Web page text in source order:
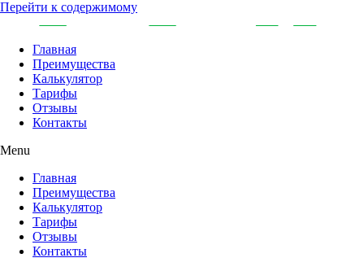
Перейти к содержимому
Главная
Преимущества
Калькулятор
Тарифы
Отзывы
Контакты
Menu
Главная
Преимущества
Калькулятор
Тарифы
Отзывы
Контакты